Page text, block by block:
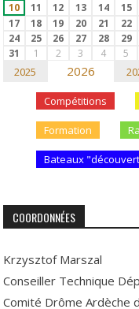
10
11 12 13 14 15
17
18 19 20 21 22
24
25 26 27 28 29
31
1 2 3 4 5
2025 2026
Compétitions
Formation
Bateaux
COORDONNÉES
Krzysztof Marszal
Conseiller Technique
Comité Drôme Ardèche